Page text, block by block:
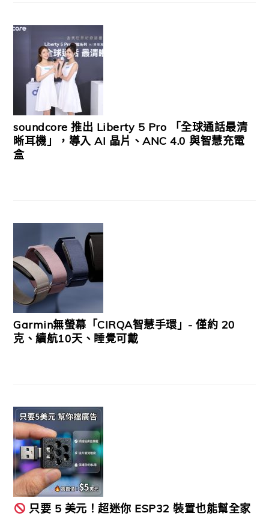
soundcore 推出 Liberty 5 Pro 「全球通話最清
晰耳機」，導入 AI 晶片、ANC 4.0 與智慧充電
盒
Garmin無螢幕「CIRQA智慧手環」- 僅約 20
克、續航10天、睡覺可戴
只要 5 美元！超迷你 ESP32 裝置也能幫全家